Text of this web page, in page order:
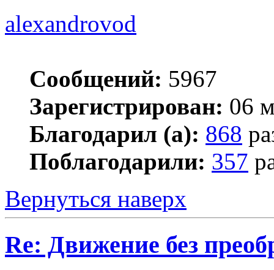
alexandrovod
Сообщений: 5967
Зарегистрирован: 06
Благодарил (а): 868
Поблагодарили: 357
Вернуться наверх
Re: Движение без